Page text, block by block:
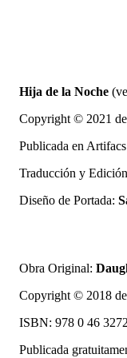
Hija de la Noche
Copyright © 2021 de
Publicada en
Traducción y
Diseño de Portada:
Obra Original:
Copyright © 2018 de
ISBN: 978 0 46
Publicada